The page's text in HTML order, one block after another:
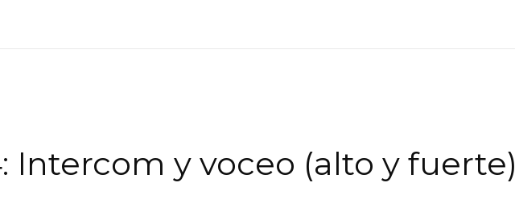
Intercom y voceo (alto y fuerte)